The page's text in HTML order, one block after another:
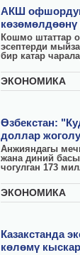
АКШ
көзөмөлдөөнү
Кошмо штаттар
эсептерди
бир катар
ЭКОНОМИКА
Өзбекстан:
доллар
Анжияндагы
жана диний
чогулган 173
ЭКОНОМИКА
Казакстанда
көлөмү